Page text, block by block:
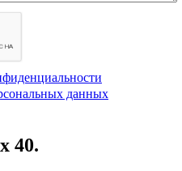
данных
40.